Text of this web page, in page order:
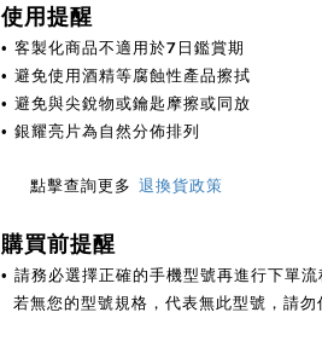
使用提醒
• 客製化商品不適用於7日鑑賞期
• 避免使用酒精等腐蝕性產品擦拭
• 避免與尖銳物或鑰匙摩擦或同放
• 銀耀亮片為自然分佈排列
點擊查詢更多 退換貨政策
購買前提醒
• 請務必選擇正確的手機型號再進行下單流
若無您的型號規格，代表無此型號，請勿